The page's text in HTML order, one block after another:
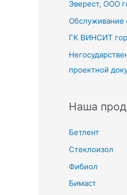
Эверест, ООО
Обслуживание
ГК ВИНСИТ
проектной
Наша
Бетлент
Стеклоизол
Фибиол
Бимаст